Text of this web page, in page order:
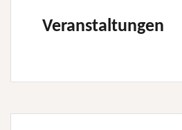
Veranstaltungen